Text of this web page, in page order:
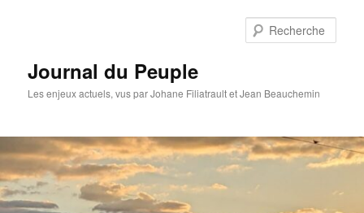
Journal du Peuple
Les enjeux actuels, vus par Johane Filiatrault et Jean Beauchemin